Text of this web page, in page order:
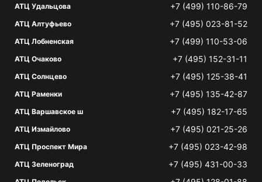
АТЦ Удальцова +7 (499) 110-86-79
АТЦ Алтуфьево +7 (495) 023-81-52
АТЦ Лобненская +7 (499) 110-53-06
АТЦ Очаково +7 (495) 152-31-11
АТЦ Солнцево +7 (495) 125-38-41
АТЦ Раменки +7 (495) 135-42-87
АТЦ Варшавское ш +7 (495) 182-17-65
АТЦ Измайлово +7 (495) 021-25-26
АТЦ Проспект Мира +7 (495) 023-42-98
АТЦ Зеленоград +7 (495) 431-00-33